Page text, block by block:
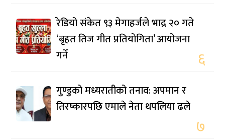
रेडियो संकेत ९३ मेगाहर्जले भाद्र २० गते
‘बृहत तिज गीत प्रतियोगिता’ आयोजना
गर्ने
६
गुण्डुको मध्यरातीको तनाव: अपमान र
तिरष्कारपछि एमाले नेता थपलिया ढले
७